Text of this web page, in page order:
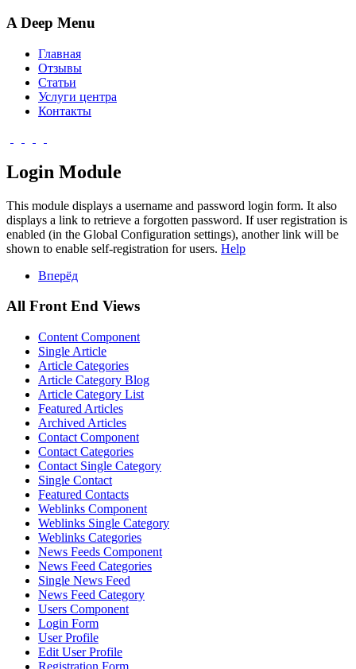
A Deep Menu
Главная
Отзывы
Статьи
Услуги центра
Контакты
Login Module
This module displays a username and password login form. It also
displays a link to retrieve a forgotten password. If user registration is
enabled (in the Global Configuration settings), another link will be
shown to enable self-registration for users. Help
Вперёд
All Front End Views
Content Component
Single Article
Article Categories
Article Category Blog
Article Category List
Featured Articles
Archived Articles
Contact Component
Contact Categories
Contact Single Category
Single Contact
Featured Contacts
Weblinks Component
Weblinks Single Category
Weblinks Categories
News Feeds Component
News Feed Categories
Single News Feed
News Feed Category
Users Component
Login Form
User Profile
Edit User Profile
Registration Form